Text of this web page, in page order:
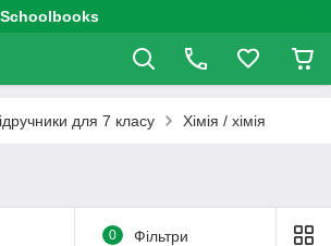
Schoolbooks
для 7 класу Хімія / хімія
0 Фільтри